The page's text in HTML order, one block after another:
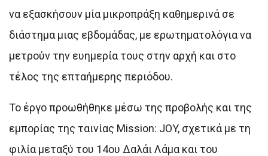
να εξασκήσουν μία μικροπράξη καθημερινά σε
διάστημα μιας εβδομάδας, με ερωτηματολόγια να
μετρούν την ευημερία τους στην αρχή και στο
τέλος της επταήμερης περιόδου.
Το έργο προωθήθηκε μέσω της προβολής και της
εμπορίας της ταινίας Mission: JOY, σχετικά με τη
φιλία μεταξύ του 14ου Δαλάι Λάμα και του